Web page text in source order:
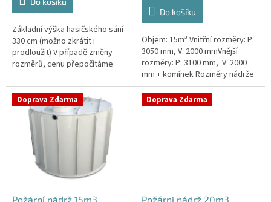
hvězdiček.
Základní výška hasičského sání
330 cm (možno zkrátit i
prodloužit) V případě změny
rozměrů, cenu přepočítáme
Do košíku
Objem: 15m³ Vnitřní rozměry: P:
3050 mm, V: 2000 mmVnější
rozměry: P: 3100 mm, V: 2000
mm + komínek Rozměry nádrže
možno jakkoliv upravit -
vyrobíme nádrž na míru!Nádrž...
Doprava Zdarma
Požární nádrž 15m3
Doprava Zdarma
Požární nádrž 20m3